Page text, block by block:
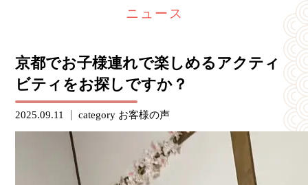
ニュース
京都でお子様連れで楽しめるアクティ
ビティをお探しですか？
2025.09.11 category お客様の声